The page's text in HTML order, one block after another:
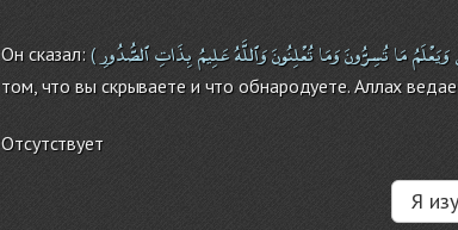
Он сказал: ( وَيَعْلَمُمَاتُسِرُّونَوَمَاتُعْلِنُونَوَٱللَّهُعَلِيمُبِذَاتِٱلصُّدُورِ
том, что вы скрываете и что обнародуете. Аллах
Отсутствует
Я